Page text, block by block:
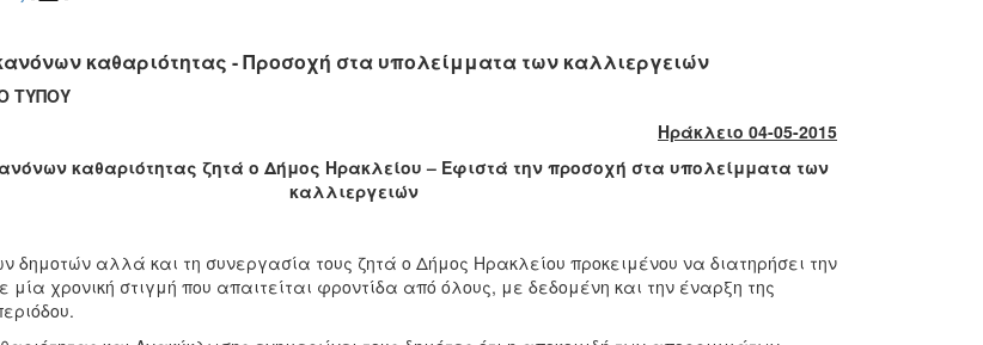
καθαριότητας - Προσοχή στα υπολείμματα των καλλιεργειών
Ηράκλειο 04-05-2015
καθαριότητας ζητά ο Δήμος Ηρακλείου – Εφιστά την προσοχή στα υπολείμματα των
καλλιεργειών
δημοτών αλλά και τη συνεργασία τους ζητά ο Δήμος Ηρακλείου προκειμένου να διατηρήσει την
χρονική στιγμή που απαιτείται φροντίδα από όλους, με δεδομένη και την έναρξη της